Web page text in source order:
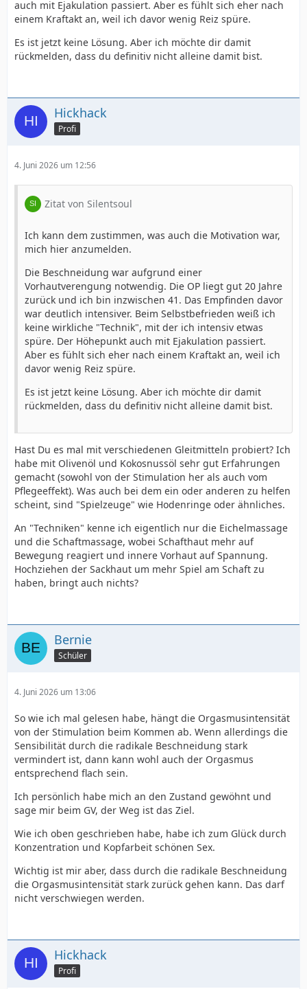
auch mit Ejakulation passiert. Aber es fühlt sich eher nach
einem Kraftakt an, weil ich davor wenig Reiz spüre.
Es ist jetzt keine Lösung. Aber ich möchte dir damit
rückmelden, dass du definitiv nicht alleine damit bist.
Hickhack
Profi
4. Juni 2026 um 12:56
Zitat von Silentsoul
Ich kann dem zustimmen, was auch die Motivation war,
mich hier anzumelden.
Die Beschneidung war aufgrund einer
Vorhautverengung notwendig. Die OP liegt gut 20 Jahre
zurück und ich bin inzwischen 41. Das Empfinden davor
war deutlich intensiver. Beim Selbstbefrieden weiß ich
keine wirkliche "Technik", mit der ich intensiv etwas
spüre. Der Höhepunkt auch mit Ejakulation passiert.
Aber es fühlt sich eher nach einem Kraftakt an, weil ich
davor wenig Reiz spüre.
Es ist jetzt keine Lösung. Aber ich möchte dir damit
rückmelden, dass du definitiv nicht alleine damit bist.
Hast Du es mal mit verschiedenen Gleitmitteln probiert? Ich
habe mit Olivenöl und Kokosnussöl sehr gut Erfahrungen
gemacht (sowohl von der Stimulation her als auch vom
Pflegeeffekt). Was auch bei dem ein oder anderen zu helfen
scheint, sind "Spielzeuge" wie Hodenringe oder ähnliches.
An "Techniken" kenne ich eigentlich nur die Eichelmassage
und die Schaftmassage, wobei Schafthaut mehr auf
Bewegung reagiert und innere Vorhaut auf Spannung.
Hochziehen der Sackhaut um mehr Spiel am Schaft zu
haben, bringt auch nichts?
Bernie
Schüler
4. Juni 2026 um 13:06
So wie ich mal gelesen habe, hängt die Orgasmusintensität
von der Stimulation beim Kommen ab. Wenn allerdings die
Sensibilität durch die radikale Beschneidung stark
vermindert ist, dann kann wohl auch der Orgasmus
entsprechend flach sein.
Ich persönlich habe mich an den Zustand gewöhnt und
sage mir beim GV, der Weg ist das Ziel.
Wie ich oben geschrieben habe, habe ich zum Glück durch
Konzentration und Kopfarbeit schönen Sex.
Wichtig ist mir aber, dass durch die radikale Beschneidung
die Orgasmusintensität stark zurück gehen kann. Das darf
nicht verschwiegen werden.
Hickhack
Profi